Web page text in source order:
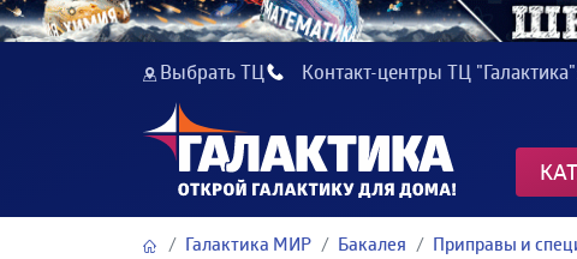
Выбрать ТЦ Контакт-центры ТЦ
Галактика МИР Бакалея Приправы и